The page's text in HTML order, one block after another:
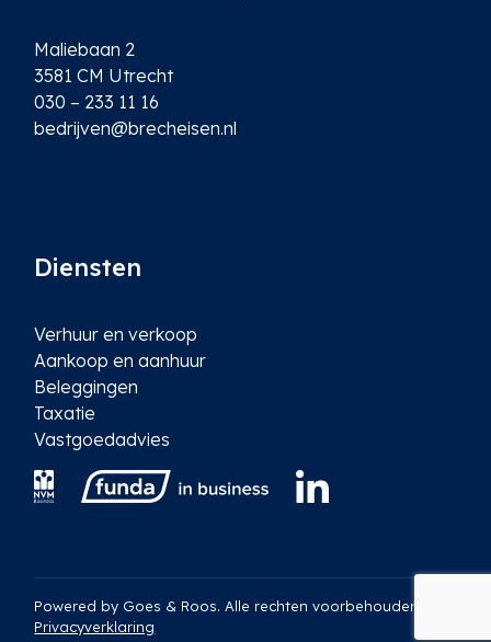
Maliebaan 2
3581 CM Utrecht
030 – 233 11 16
bedrijven@brecheisen.nl
Diensten
Verhuur en verkoop
Aankoop en aanhuur
Beleggingen
Taxatie
Vastgoedadvies
Powered by Goes & Roos.Alle rechten voorbehouden
Privacyverklaring